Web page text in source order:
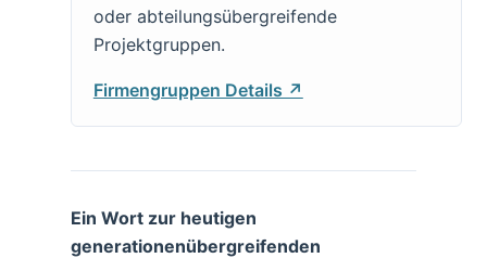
oder abteilungsübergreifende
Projektgruppen.
Firmengruppen Details ↗
Ein Wort zur heutigen
generationenübergreifenden